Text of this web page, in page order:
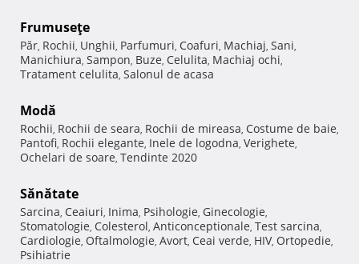
Frumuseţe
Păr, Rochii, Unghii, Parfumuri, Coafuri, Machiaj, Sani,
Manichiura, Sampon, Buze, Celulita, Machiaj ochi,
Tratament celulita, Salonul de acasa
Modă
Rochii, Rochii de seara, Rochii de mireasa, Costume de baie,
Pantofi, Rochii elegante, Inele de logodna, Verighete,
Ochelari de soare, Tendinte 2020
Sănătate
Sarcina, Ceaiuri, Inima, Psihologie, Ginecologie,
Stomatologie, Colesterol, Anticonceptionale, Test sarcina,
Cardiologie, Oftalmologie, Avort, Ceai verde, HIV, Ortopedie,
Psihiatrie